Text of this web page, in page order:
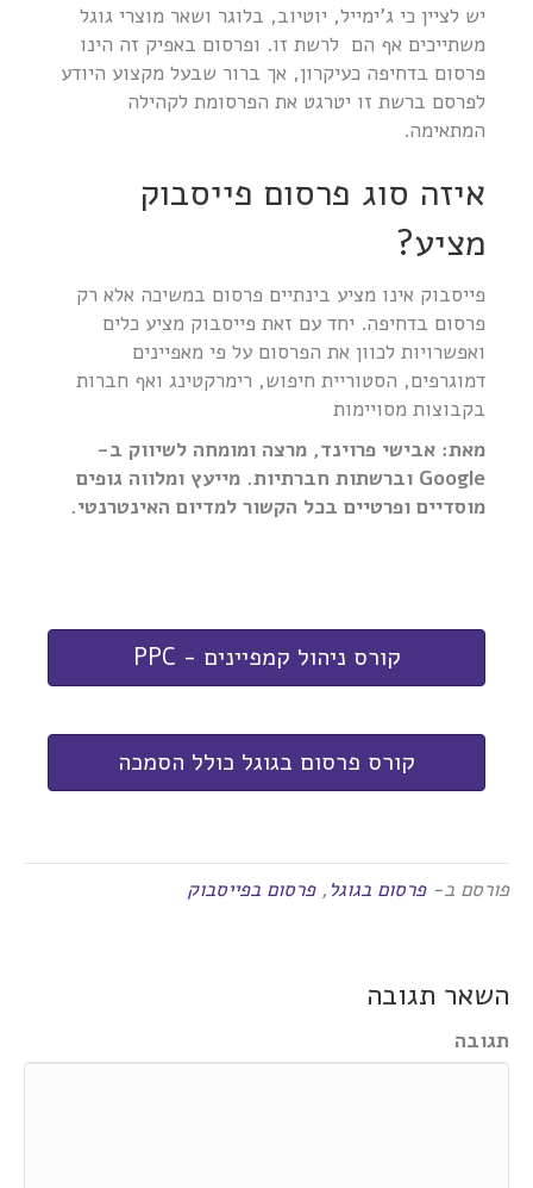
יש לציין כי ג'ימייל, יוטיוב, בלוגר ושאר מוצרי גוגל
משתייכים אף הם לרשת זו. ופרסום באפיק זה הינו
פרסום בדחיפה כעיקרון, אך ברור שבעל מקצוע היודע
לפרסם ברשת זו יטרגט את הפרסומת לקהילה
המתאימה.
איזה סוג פרסום פייסבוק
מציע?
פייסבוק אינו מציע בינתיים פרסום במשיכה אלא רק
פרסום בדחיפה. יחד עם זאת פייסבוק מציע כלים
ואפשרויות לכוון את הפרסום על פי מאפיינים
דמוגרפים, הסטוריית חיפוש, רימרקטינג ואף חברות
בקבוצות מסויימות
מאת: אבישי פרוינד, מרצה ומומחה לשיווק ב-
Google וברשתות חברתיות. מייעץ ומלווה גופים
מוסדיים ופרטיים בכל הקשור למדיום האינטרנטי.
קורס ניהול קמפיינים - PPC
קורס פרסום בגוגל כולל הסמכה
פורסם ב-פרסום בגוגל ,פרסום בפייסבוק
השאר תגובה
תגובה